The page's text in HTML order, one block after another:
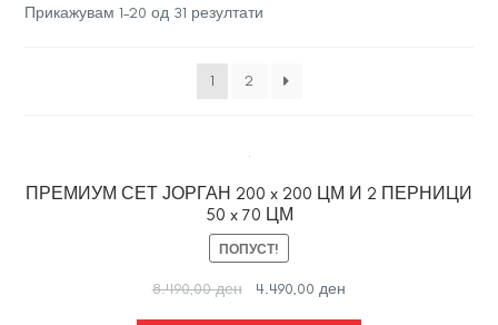
Прикажувам 1–20 од 31 резултати
1
2
ПРЕМИУМ СЕТ ЈОРГАН 200 x 200 ЦМ И 2 ПЕРНИЦИ
50 x 70 ЦМ
ПОПУСТ!
8.490,00ден
Original
4.490,00ден